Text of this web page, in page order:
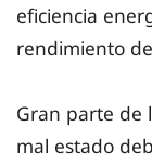
eficiencia
rendimiento
Gran parte de
mal estado